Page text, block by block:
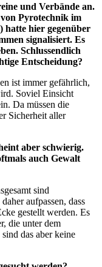
und Verbände an.
Pyrotechnik im
hatte hier gegenüber
signalisiert. Es
Schlussendlich
Entscheidung?
ist immer gefährlich,
Soviel Einsicht
Da müssen die
Sicherheit aller
aber schwierig.
auch Gewalt
sind
aufpassen, dass
gestellt werden. Es
die unter dem
das aber keine